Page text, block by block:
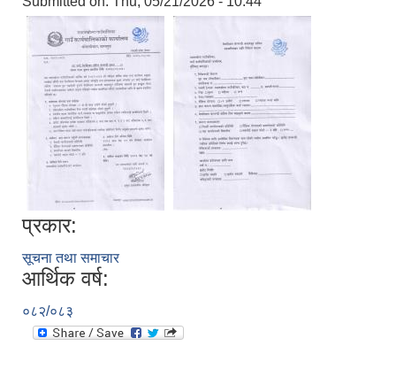
प्रकार:
सूचना तथा समाचार
आर्थिक वर्ष:
०८२/०८३